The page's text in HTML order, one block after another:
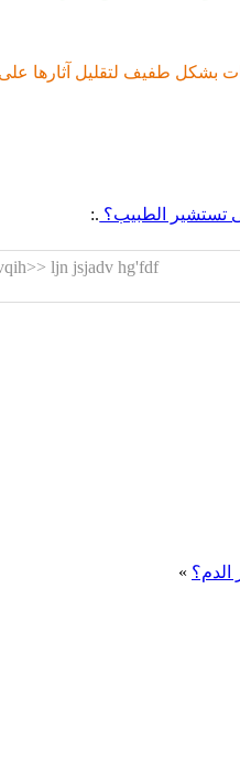
بشكل طفيف لتقليل آثارها
تستشير الطبيب؟ .:
ljn jsjadv hg'fdf?
»